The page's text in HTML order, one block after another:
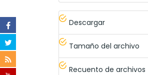
Descargar
Tamaño del archivo
Recuento de archivos